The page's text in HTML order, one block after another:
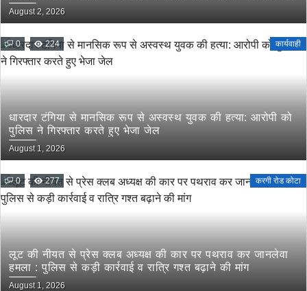
लोरमी शहरी अध्यक्ष
August 2, 2026
0 224 कार्यवाही
धारदार टंगिया से मानसिक रूप से अस्वस्थ युवक की हत्या: आरोपी को
पुलिस ने गिरफ्तार करते हुए भेजा जेल
August 1, 2026
0 277 करगी रोड कोटा
लूट की नीयत से प्रेस क्लब अध्यक्ष की कार पर पथराव कर जानलेवा
हमला : पुलिस से कड़ी कार्रवाई व रात्रि गश्त बढ़ाने की मांग
August 1, 2026